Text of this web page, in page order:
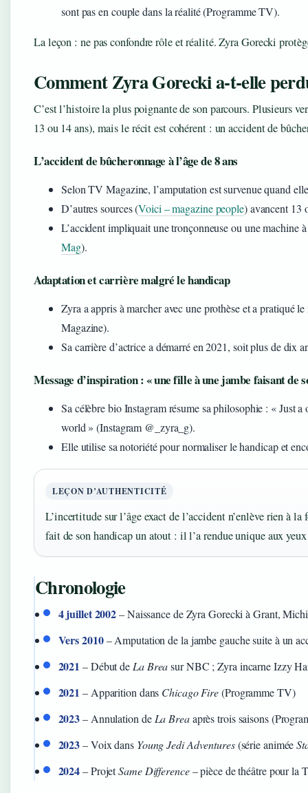
sont pas en couple dans la réalité (Programme TV).
La leçon : ne pas confondre rôle et réalité. Zyra Gorecki
Comment Zyra Gorecki a‑t‑elle
C’est l’histoire la plus poignante de son parcours. Plusieurs
13 ou 14 ans), mais le récit est cohérent : un accident de
L’accident de bûcheronnage à l’âge de 8 ans
Selon TV Magazine, l’amputation est survenue quand
D’autres sources (Voici – magazine people) avancent 13
L’accident impliquait une tronçonneuse ou une machine
Mag).
Adaptation et carrière malgré le handicap
Zyra a appris à marcher avec une prothèse et a pratiqué
Magazine).
Sa carrière d’actrice a démarré en 2021, soit plus de dix
Message d’inspiration : « une fille à une jambe faisant de
Sa célèbre bio Instagram résume sa philosophie : « Just
world » (Instagram @_zyra_g).
Elle utilise sa notoriété pour normaliser le handicap et
LEÇON D’AUTHENTICITÉ
L’incertitude sur l’âge exact de l’accident n’enlève rien à
fait de son handicap un atout : il l’a rendue unique aux
Chronologie
4 juillet 2002– Naissance de Zyra Gorecki à Grant,
Vers 2010– Amputation de la jambe gauche suite à un
2021 – Début de La Breasur NBC ; Zyra incarne Izzy
2021 – Apparition dans Chicago Fire(Programme TV)
2023– Annulation de La Breaaprès trois saisons
2023– Voix dans Young Jedi Adventures(série animée
2024– ProjetSame Difference– pièce de théâtre pour la